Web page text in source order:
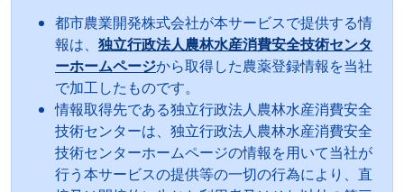
都市農業開発株式会社が本サービスで提供する情
報は、 独立行政法人農林水産消費安全技術センタ
ーホームページから取得した農薬登録情報を当社
で加工したものです。
情報取得先である独立行政法人農林水産消費安全
技術センターは、独立行政法人農林水産消費安全
技術センターホームページの情報を用いて当社が
行う本サービスの提供等の一切の行為により、直